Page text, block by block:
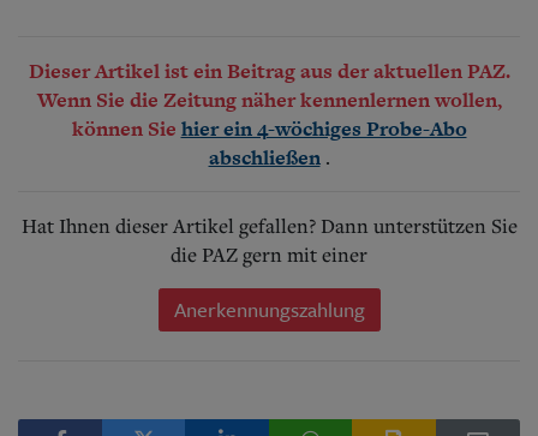
Dieser Artikel ist ein Beitrag aus der aktuellen PAZ.
Wenn Sie die Zeitung näher kennenlernen wollen,
können Sie hier ein 4-wöchiges Probe-Abo
abschließen .
Hat Ihnen dieser Artikel gefallen? Dann unterstützen Sie
die PAZ gern mit einer
Anerkennungszahlung